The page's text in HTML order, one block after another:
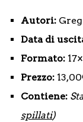
Autori:
Data di
Formato:
Prezzo:
Contiene:
spillati)